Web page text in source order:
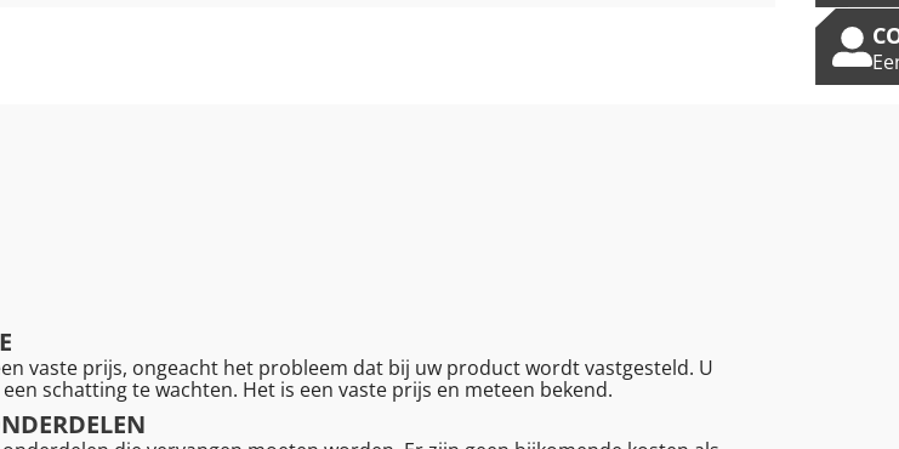
vaste prijs, ongeacht het probleem dat bij uw product wordt vastgesteld. U
schatting te wachten. Het is een vaste prijs en meteen bekend.